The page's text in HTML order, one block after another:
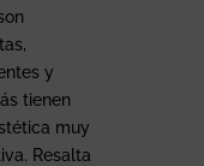
y
tienen
muy
Resalta